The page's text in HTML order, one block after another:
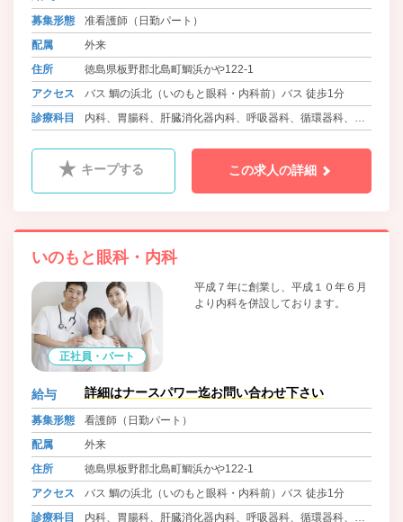
募集形態
准看護師（日勤パート）
配属
外来
住所
徳島県板野郡北島町鯛浜かや122-1
アクセス
バス 鯛の浜北（いのもと眼科・内科前）バス 徒歩1分
診療科目
内科、胃腸科、肝臓消化器内科、呼吸器科、循環器科、眼
キープする この求人の詳細
いのもと眼科・内科
正社員・パート
平成７年に創業し、平成１０年６月
より内科を併設しております。
給与 詳細はナースパワー迄お問い合わせ下さい
募集形態
看護師（日勤パート）
配属
外来
住所
徳島県板野郡北島町鯛浜かや122-1
アクセス
バス 鯛の浜北（いのもと眼科・内科前）バス 徒歩1分
診療科目
内科、胃腸科、肝臓消化器内科、呼吸器科、循環器科、眼